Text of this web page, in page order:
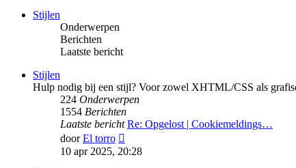
Stijlen
Onderwerpen
Berichten
Laatste bericht
Stijlen
Hulp nodig bij een stijl? Voor zowel XHTML/CSS als
224 Onderwerpen
1554 Berichten
Laatste bericht Re: Opgelost | Cookiemeldings…
doorEl torro
laatste
10 apr 2025, 20:28